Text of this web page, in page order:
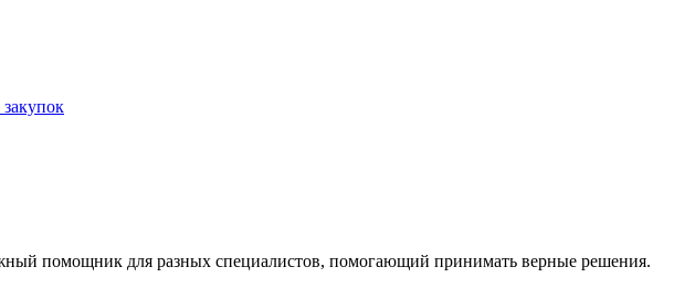
помощник для разных специалистов, помогающий принимать верные решения.